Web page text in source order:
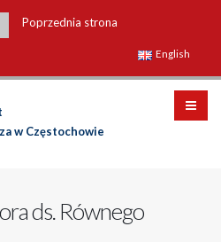
Poprzednia strona
English
w Częstochowie
ds. Równego